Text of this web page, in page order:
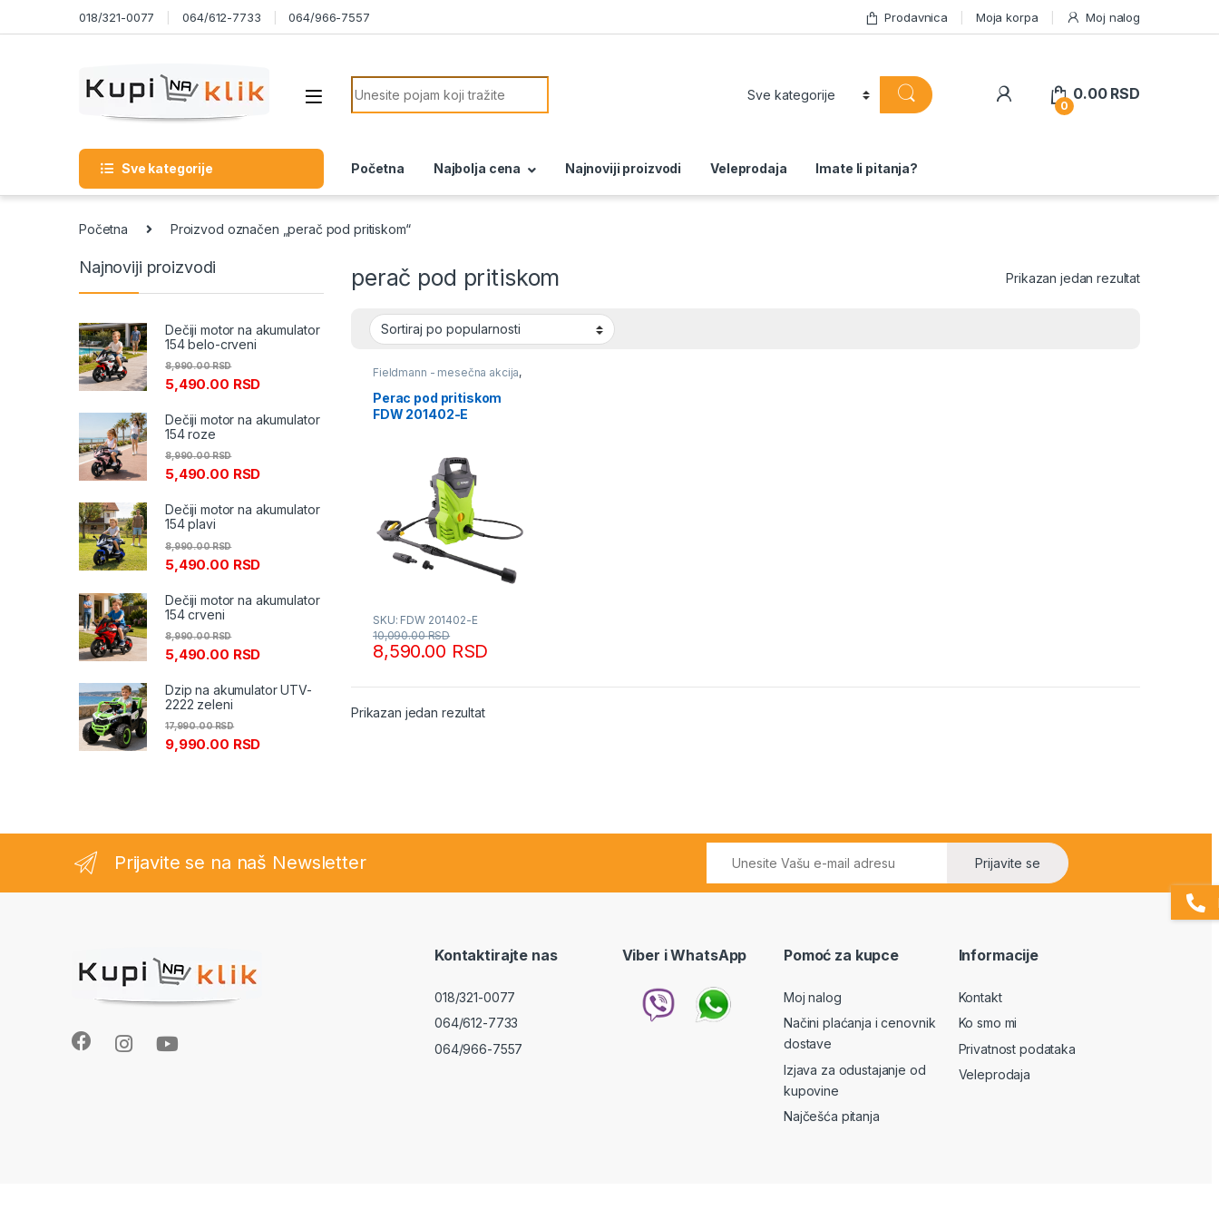
Skip to navigation018/321-0077 064/612-7733 064/966-7557 Prodavnica Moja korpa Moj nalog
Search for:
0
0.00 RSD
Sve kategorije Početna Najbolja cena Najnoviji proizvodi Veleprodaja Imate li pitanja?
Početna Proizvod označen „perač pod pritiskom“
perač pod pritiskom Prikazan jedan rezultat
Fieldmann - mesečna akcija,
Perači
pod pritiskom usisivači i
duvači
Perac pod pritiskom
FDW 201402-E
SKU: FDW 201402-E
8,590.00 RSD
10,090.00RSD
Prikazan jedan rezultat
Najnoviji proizvodi
Dečiji motor na akumulator
154 belo-crveni
5,490.00 RSD
8,990.00RSD
Dečiji motor na akumulator
154 roze
5,490.00 RSD
8,990.00RSD
Dečiji motor na akumulator
154 plavi
5,490.00 RSD
8,990.00RSD
Dečiji motor na akumulator
154 crveni
5,490.00 RSD
8,990.00RSD
Dzip na akumulator UTV-
2222 zeleni
9,990.00 RSD
17,990.00RSD
Prijavite se na naš Newsletter Prijavite se
Kontaktirajte nas
018/321-0077
064/612-7733
064/966-7557
Viber i WhatsApp Pomoć za kupce
Moj nalog
Načini plaćanja i cenovnik
dostave
Izjava za odustajanje od
kupovine
Najčešća pitanja
Informacije
Kontakt
Ko smo mi
Privatnost podataka
Veleprodaja